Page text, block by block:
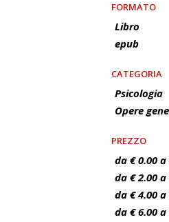
FORMATO
Libro
epub
CATEGORIA
Psicologia
Opere
PREZZO
da € 0.00 a
da € 2.00 a
da € 4.00 a
da € 6.00 a